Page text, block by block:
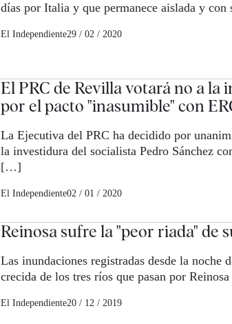
días por Italia y que permanece aislada y con
El Independiente29 / 02 / 2020
El PRC de Revilla votará no a la
por el pacto "inasumible" con
La Ejecutiva del PRC ha decidido por
la investidura del socialista Pedro Sánchez
[…]
El Independiente02 / 01 / 2020
Reinosa sufre la "peor riada" de
Las inundaciones registradas desde la noche
crecida de los tres ríos que pasan por
El Independiente20 / 12 / 2019